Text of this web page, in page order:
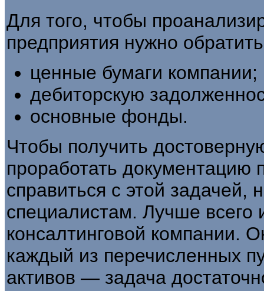
Для того, чтобы
предприятия нужно
ценные бумаги компании;
дебиторскую
основные фонды.
Чтобы получить
проработать документацию
справиться с этой задачей,
специалистам. Лучше всего
консалтинговой компании.
каждый из перечисленных
активов — задача